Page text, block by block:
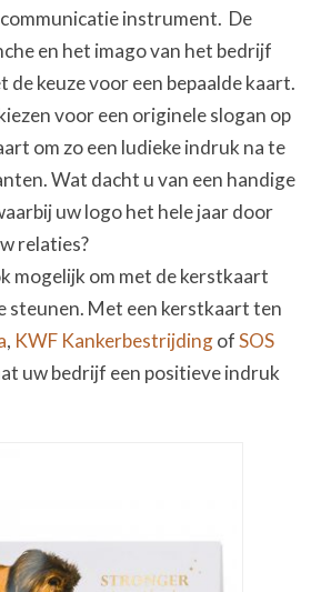
instrument. De
en het imago van het bedrijf
de keuze voor een bepaalde kaart.
voor een originele slogan op
om zo een ludieke indruk na te
Wat dacht u van een handige
uw logo het hele jaar door
relaties?
mogelijk om met de kerstkaart
steunen. Met een kerstkaart ten
, KWF KankerbestrijdingofSOS
uw bedrijf een positieve indruk